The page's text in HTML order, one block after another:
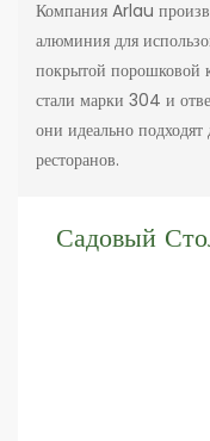
Компания Arlau
алюминия для
покрытой порошковой
стали марки 304 и
они идеально подходят
ресторанов.
Садовый